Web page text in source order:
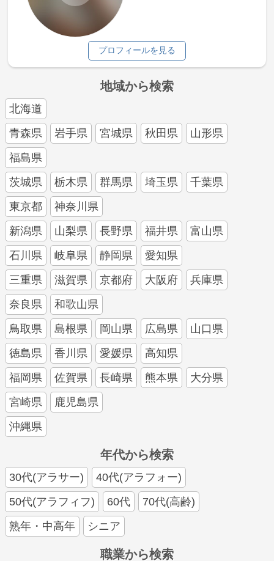
プロフィールを見る
地域から検索
北海道
青森県
岩手県 宮城県 秋田県
山形県
福島県
茨城県
栃木県 群馬県 埼玉県
千葉県
東京都
神奈川県
新潟県
山梨県 長野県 福井県
富山県
石川県
岐阜県 静岡県
愛知県
三重県
滋賀県 京都府 大阪府
兵庫県
奈良県
和歌山県
鳥取県
島根県 岡山県 広島県
山口県
徳島県
香川県 愛媛県
高知県
福岡県
佐賀県 長崎県 熊本県
大分県
宮崎県
鹿児島県
沖縄県
年代から検索
30代(アラサー)
40代(アラフォー)
50代(アラフィフ)
60代
70代(高齢)
熟年・中高年
シニア
職業から検索